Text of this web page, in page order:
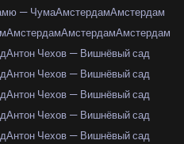
— ЧумаАмстердамАмстердам
АмстердамАмстердамАмстердам
Антон Чехов — Вишнёвый сад
Антон Чехов — Вишнёвый сад
Антон Чехов — Вишнёвый сад
Антон Чехов — Вишнёвый сад
Антон Чехов — Вишнёвый сад